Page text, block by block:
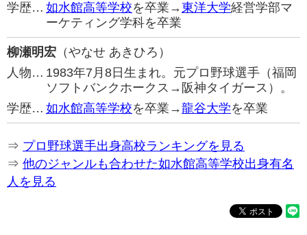
学歴… 如水館高等学校を卒業→東洋大学経営学部マ
ーケティング学科を卒業
柳瀬明宏 （やなせ あきひろ）
人物… 1983年7月8日生まれ。元プロ野球選手（福岡
ソフトバンクホークス→阪神タイガース）。
学歴… 如水館高等学校を卒業→龍谷大学を卒業
⇒ プロ野球選手出身高校ランキングを見る
⇒ 他のジャンルも合わせた如水館高等学校出身有名
人を見る